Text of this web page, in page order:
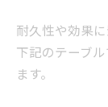
耐久性や効果
下記のテーブ
ます。